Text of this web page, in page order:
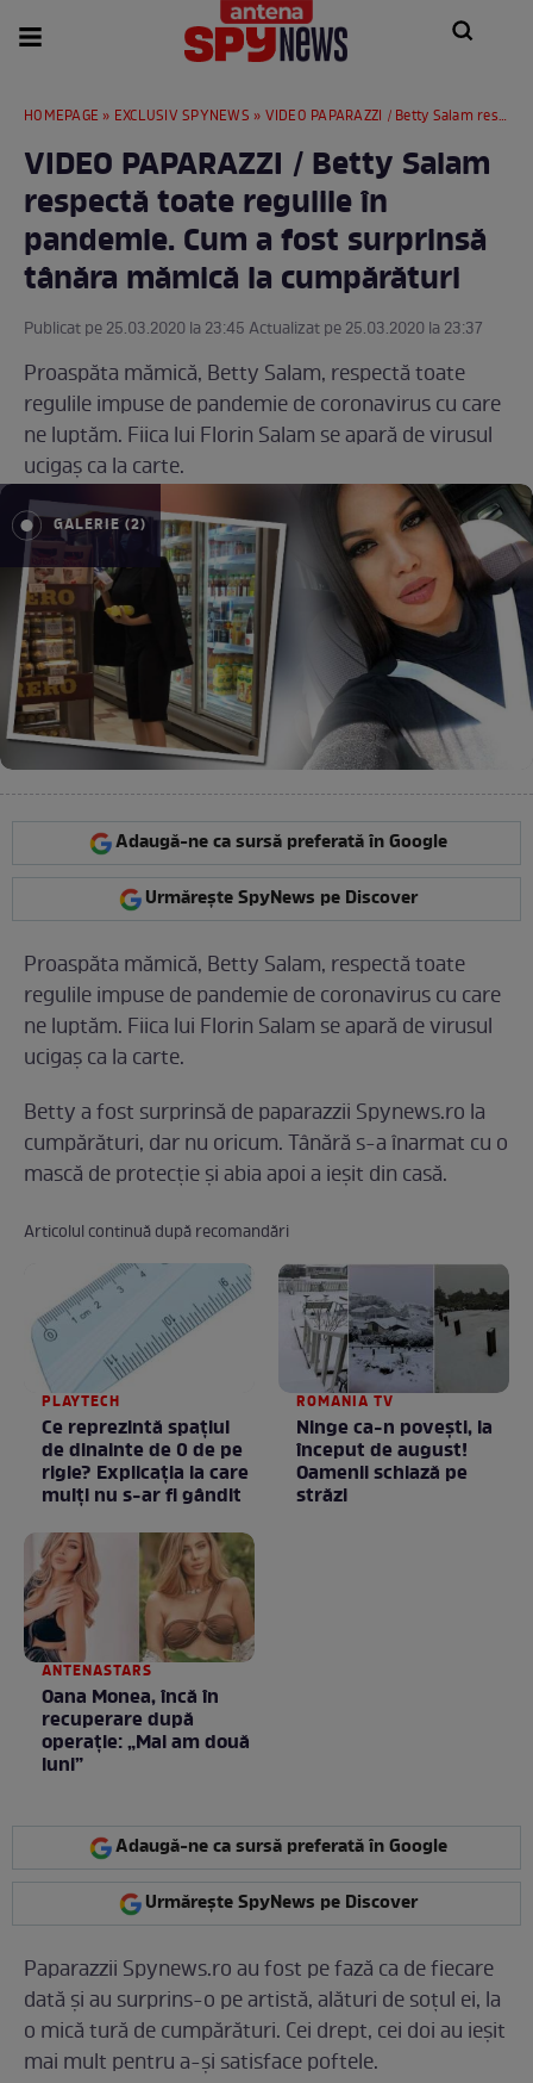
HOMEPAGE » EXCLUSIV SPYNEWS » VIDEO PAPARAZZI / Betty Salam respectă toate regulile în pandemie. Cum a fost surprinsă tânăra mămică la cumpărături
VIDEO PAPARAZZI / Betty Salam
respectă toate regulile în
pandemie. Cum a fost surprinsă
tânăra mămică la cumpărături
Publicat pe 25.03.2020 la 23:45 Actualizat pe 25.03.2020 la 23:37
Proaspăta mămică, Betty Salam, respectă toate
regulile impuse de pandemie de coronavirus cu care
ne luptăm. Fiica lui Florin Salam se apară de virusul
ucigaș ca la carte.
GALERIE (2)
Adaugă-ne ca sursă preferată în Google
Urmărește SpyNews pe Discover
Proaspăta mămică, Betty Salam, respectă toate
regulile impuse de pandemie de coronavirus cu care
ne luptăm. Fiica lui Florin Salam se apară de virusul
ucigaș ca la carte.
Betty a fost surprinsă de paparazzii Spynews.ro la
cumpărături, dar nu oricum. Tânără s-a înarmat cu o
mască de protecție și abia apoi a ieșit din casă.
Articolul continuă după recomandări
PLAYTECH
Ce reprezintă spaţiul
de dinainte de 0 de pe
rigle? Explicaţia la care
mulţi nu s-ar fi gândit
ROMANIA TV
Ninge ca-n povești, la
început de august!
Oamenii schiază pe
străzi
ANTENASTARS
Oana Monea, încă în
recuperare după
operație: „Mai am două
luni”
Adaugă-ne ca sursă preferată în Google
Urmărește SpyNews pe Discover
Paparazzii Spynews.ro au fost pe fază ca de fiecare
dată și au surprins-o pe artistă, alături de soțul ei, la
o mică tură de cumpărături. Cei drept, cei doi au ieșit
mai mult pentru a-și satisface poftele.